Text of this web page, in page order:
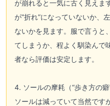
が崩れると一気に古く見えま
が“折れ”になっていないか、
ないかを見ます。服で言うと
てしまうか、程よく馴染んで
者なら評価は安定します。
4. ソールの摩耗（“歩き方の癖
ソールは減っていて当然です